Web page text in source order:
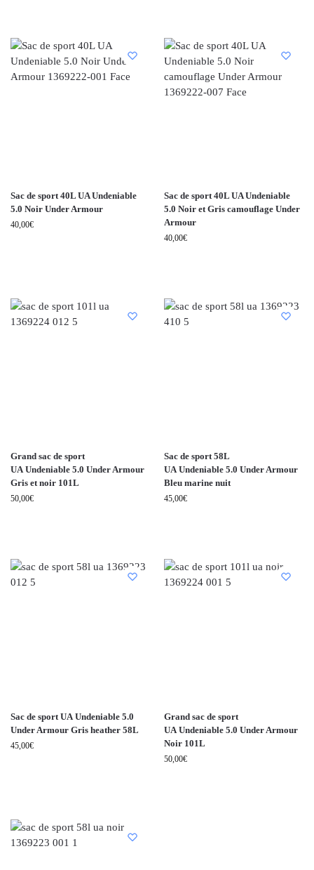
Sac de sport 40L UA Undeniable
5.0 Noir Under Armour
40,00€
Sac de sport 40L UA Undeniable
5.0 Noir et Gris camouflage Under
Armour
40,00€
Grand sac de sport
UA Undeniable 5.0 Under Armour
Gris et noir 101L
50,00€
Sac de sport 58L
UA Undeniable 5.0 Under Armour
Bleu marine nuit
45,00€
Sac de sport UA Undeniable 5.0
Under Armour Gris heather 58L
45,00€
Grand sac de sport
UA Undeniable 5.0 Under Armour
Noir 101L
50,00€